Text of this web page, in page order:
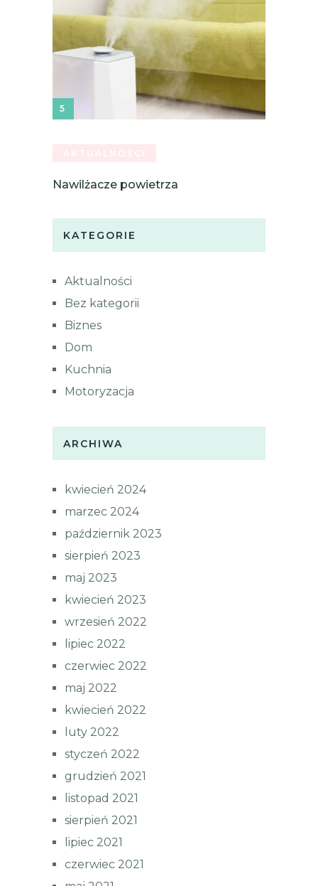
Nawilżacze powietrza
KATEGORIE
Aktualności
Bez kategorii
Biznes
Dom
Kuchnia
Motoryzacja
ARCHIWA
kwiecień 2024
marzec 2024
październik 2023
sierpień 2023
maj 2023
kwiecień 2023
wrzesień 2022
lipiec 2022
czerwiec 2022
maj 2022
kwiecień 2022
luty 2022
styczeń 2022
grudzień 2021
listopad 2021
sierpień 2021
lipiec 2021
czerwiec 2021